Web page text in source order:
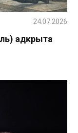
адкрыта
24.07.2026